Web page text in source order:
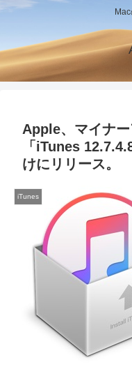
Apple、マイナ
「iTunes
けにリリース。
iTunes